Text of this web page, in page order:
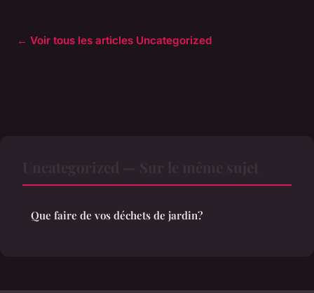
← Voir tous les articles Uncategorized
Que faire de vos déchets de jardin?